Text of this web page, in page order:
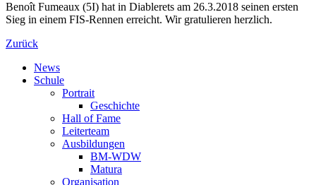
Benoît Fumeaux (5I) hat in Diablerets am 26.3.2018 seinen ersten
Sieg in einem FIS-Rennen erreicht. Wir gratulieren herzlich.
Zurück
News
Schule
Portrait
Geschichte
Hall of Fame
Leiterteam
Ausbildungen
BM-WDW
Matura
Organisation